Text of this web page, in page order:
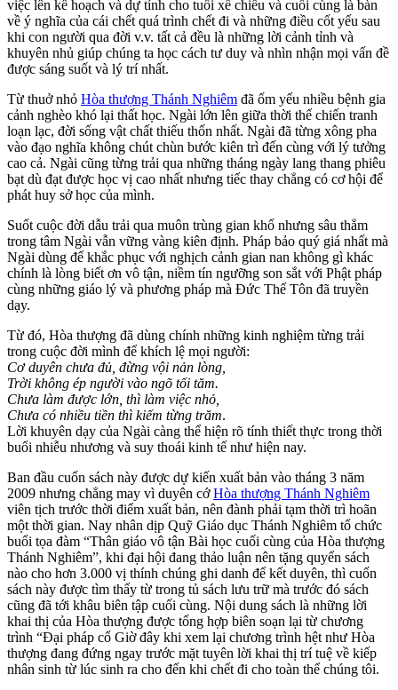
việc lên kế hoạch và dự tính cho tuổi xế chiều và cuối cùng là bàn
về ý nghĩa của cái chết quá trình chết đi và những điều cốt yếu sau
khi con người qua đời v.v. tất cả đều là những lời cảnh tỉnh và
khuyên nhủ giúp chúng ta học cách tư duy và nhìn nhận mọi vấn đề
được sáng suốt và lý trí nhất.
Từ thuở nhỏ Hòa thượng Thánh Nghiêm đã ốm yếu nhiều bệnh gia
cảnh nghèo khó lại thất học. Ngài lớn lên giữa thời thế chiến tranh
loạn lạc, đời sống vật chất thiếu thốn nhất. Ngài đã từng xông pha
vào đạo nghĩa không chút chùn bước kiên trì đến cùng với lý tưởng
cao cả. Ngài cũng từng trải qua những tháng ngày lang thang phiêu
bạt dù đạt được học vị cao nhất nhưng tiếc thay chẳng có cơ hội để
phát huy sở học của mình.
Suốt cuộc đời dẫu trải qua muôn trùng gian khổ nhưng sâu thẳm
trong tâm Ngài vẫn vững vàng kiên định. Pháp bảo quý giá nhất mà
Ngài dùng để khắc phục với nghịch cảnh gian nan không gì khác
chính là lòng biết ơn vô tận, niềm tín ngưỡng son sắt với Phật pháp
cùng những giáo lý và phương pháp mà Đức Thế Tôn đã truyền
dạy.
Từ đó, Hòa thượng đã dùng chính những kinh nghiệm từng trải
trong cuộc đời mình để khích lệ mọi người:
Cơ duyên chưa đủ, đừng vội nản lòng,
Trời không ép người vào ngõ tối tăm.
Chưa làm được lớn, thì làm việc nhỏ,
Chưa có nhiều tiền thì kiếm từng trăm.
Lời khuyên dạy của Ngài càng thể hiện rõ tính thiết thực trong thời
buổi nhiễu nhương và suy thoái kinh tế như hiện nay.
Ban đầu cuốn sách này được dự kiến xuất bản vào tháng 3 năm
2009 nhưng chẳng may vì duyên cớHòa thượng Thánh Nghiêm
viên tịch trước thời điểm xuất bản, nên đành phải tạm thời trì hoãn
một thời gian. Nay nhân dịp Quỹ Giáo dục Thánh Nghiêm tổ chức
buổi tọa đàm “Thân giáo vô tận Bài học cuối cùng của Hòa thượng
Thánh Nghiêm”, khi đại hội đang thảo luận nên tặng quyển sách
nào cho hơn 3.000 vị thính chúng ghi danh để kết duyên, thì cuốn
sách này được tìm thấy từ trong tủ sách lưu trữ mà trước đó sách
cũng đã tới khâu biên tập cuối cùng. Nội dung sách là những lời
khai thị của Hòa thượng được tổng hợp biên soạn lại từ chương
trình “Đại pháp cổ Giờ đây khi xem lại chương trình hệt như Hòa
thượng đang đứng ngay trước mặt tuyên lời khai thị trí tuệ về kiếp
nhân sinh từ lúc sinh ra cho đến khi chết đi cho toàn thể chúng tôi.